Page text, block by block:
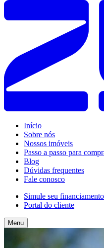
Início
Sobre nós
Nossos imóveis
Passo a passo para
Blog
Dúvidas frequentes
Fale conosco
Simule seu financiamento
Portal do cliente
Menu